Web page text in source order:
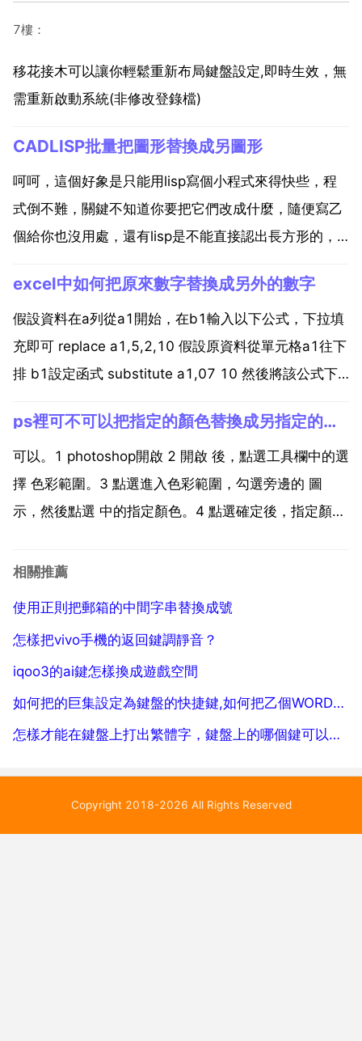
7樓：
移花接木可以讓你輕鬆重新布局鍵盤設定,即時生效，無
需重新啟動系統(非修改登錄檔)
CADLISP批量把圖形替換成另圖形
呵呵，這個好象是只能用lisp寫個小程式來得快些，程
式倒不難，關鍵不知道你要把它們改成什麼，隨便寫乙
個給你也沒用處，還有lisp是不能直接認出長方形的，
沒了別的多線段的圖層或者是顏色能明確區別它們也
行，要是沒有的話，得多加一段專門識別哪些多線段是
長方形...
excel中如何把原來數字替換成另外的數字
假設資料在a列從a1開始，在b1輸入以下公式，下拉填
充即可 replace a1,5,2,10 假設原資料從單元格a1往下
排 b1設定函式 substitute a1,07 10 然後將該公式下
text,instance num ...
ps裡可不可以把指定的顏色替換成另指定的顏色
可以。1 photoshop開啟 2 開啟 後，點選工具欄中的選
擇 色彩範圍。3 點選進入色彩範圍，勾選旁邊的 圖
示，然後點選 中的指定顏色。4 點選確定後，指定顏色
換成別的顏色了。可以。點開 選擇 色彩範圍 在選擇下
相關推薦
使用正則把郵箱的中間字串替換成號
怎樣把vivo手機的返回鍵調靜音？
iqoo3的ai鍵怎樣換成遊戲空間
如何把的巨集設定為鍵盤的快捷鍵,如何把乙個WORD的巨集設定為乙個鍵盤的快捷鍵
怎樣才能在鍵盤上打出繁體字，鍵盤上的哪個鍵可以轉換成打繁體字的鍵
Copyright 2018-2026 All Rights Reserved